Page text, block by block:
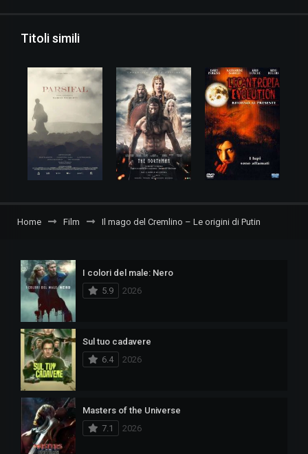
Titoli simili
Home Film Il mago del Cremlino – Le origini di Putin
I colori del male: Nero
5.9
2026
Sul tuo cadavere
6.4
2026
Masters of the Universe
7.1
2026